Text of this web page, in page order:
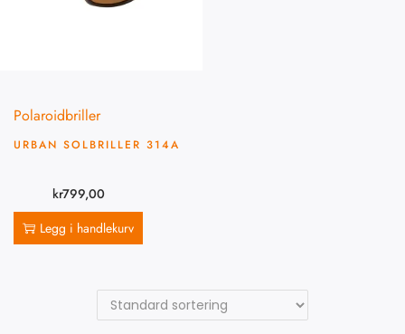
Polaroidbriller
URBAN SOLBRILLER 314A
kr799,00
Legg i handlekurv